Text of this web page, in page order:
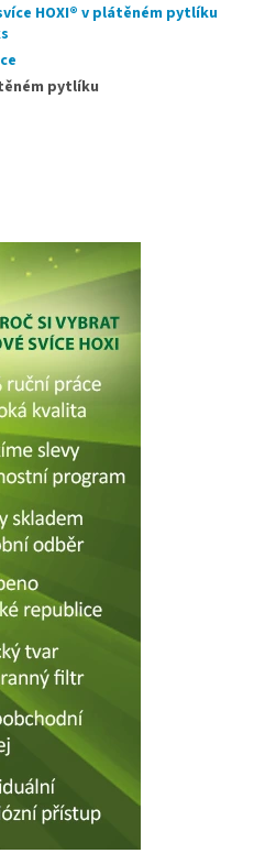
HOXI® v plátěném pytlíku
pytlíku